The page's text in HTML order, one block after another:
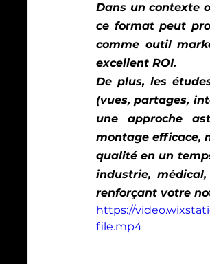
Dans un contexte
ce format peut
comme outil
excellent ROI.
De plus, les
(vues, partages,
une approche
montage efficace,
qualité en un
industrie,
renforçant votre
https://
file.mp4